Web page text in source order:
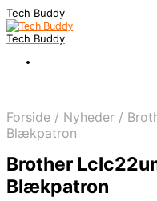
Tech Buddy
Tech Buddy
Forside / Nyheder /
Blækpatron
Brother
Blækpatron